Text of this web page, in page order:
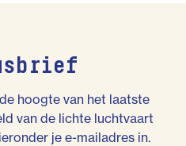
hoogte van het laatste
van de lichte luchtvaart
je e-mailadres in.